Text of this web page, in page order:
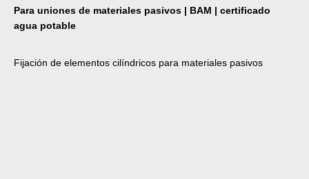
Para uniones de materiales pasivos | BAM | certificado
agua potable
Fijación de elementos cilíndricos para materiales pasivos